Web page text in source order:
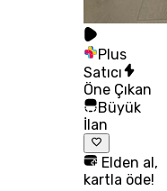
Plus
Satıcı
Öne Çıkan
Büyük
İlan
Elden al,
kartla öde!